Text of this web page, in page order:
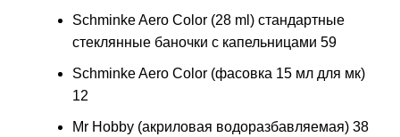
Schminke Aero Color (28 ml) стандартные
стеклянные баночки с капельницами 59
Schminke Aero Color (фасовка 15 мл для мк)
12
Mr Hobby (акриловая водоразбавляемая) 38